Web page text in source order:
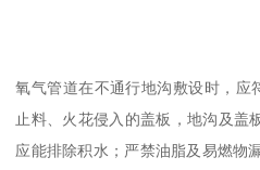
氧气管道在不通行地沟敷设时，应
止料、火花侵入的盖板，地沟及盖
应能排除积水；严禁油脂及易燃物